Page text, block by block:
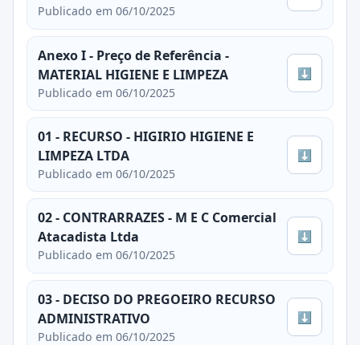
Publicado em 06/10/2025
Anexo I - Preço de Referência -
MATERIAL HIGIENE E LIMPEZA
Publicado em 06/10/2025
⬇
01 - RECURSO - HIGIRIO HIGIENE E
LIMPEZA LTDA
Publicado em 06/10/2025
⬇
02 - CONTRARRAZES - M E C Comercial
Atacadista Ltda
Publicado em 06/10/2025
⬇
03 - DECISO DO PREGOEIRO RECURSO
ADMINISTRATIVO
Publicado em 06/10/2025
⬇